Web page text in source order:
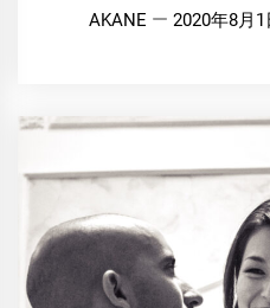
AKANE 2020年8月1